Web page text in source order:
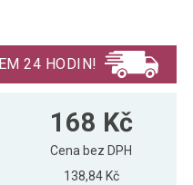
24 HODIN!
168 Kč
Cena bez DPH
138,84 Kč